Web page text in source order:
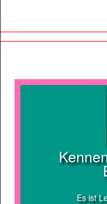
Es ist